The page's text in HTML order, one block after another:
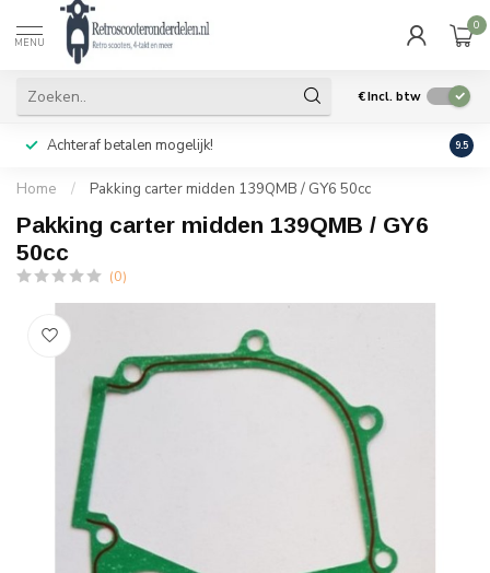
MENU
0
€Incl. btw
Achteraf betalen mogelijk! Geen
9.5
Home / Pakking carter midden 139QMB / GY6 50cc
Pakking carter midden 139QMB / GY6
50cc
(0)